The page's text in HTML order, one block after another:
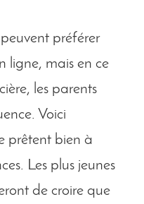
peuvent préférer
ligne, mais en ce
les parents
Voici
prêtent bien à
Les plus jeunes
de croire que